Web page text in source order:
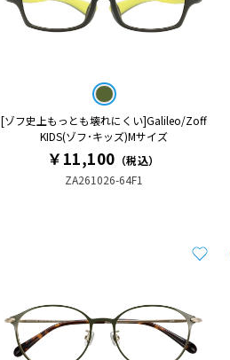
[ゾフ史上もっとも壊れにくい]Galileo/Zoff
KIDS(ゾフ･キッズ)Mサイズ
￥11,100 （税込）
ZA261026-64F1